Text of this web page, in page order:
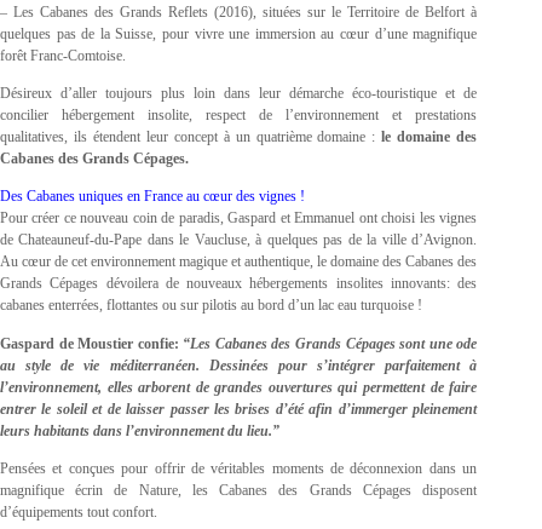
– Les Cabanes des Grands Reflets (2016), situées sur le Territoire de Belfort à
quelques pas de la Suisse, pour vivre une immersion au cœur d’une magnifique
forêt Franc-Comtoise.
Désireux d’aller toujours plus loin dans leur démarche éco-touristique et de
concilier hébergement insolite, respect de l’environnement et prestations
qualitatives, ils étendent leur concept à un quatrième domaine :le domaine des
Cabanes des Grands Cépages.
Des Cabanes uniques en France au cœur des vignes !
Pour créer ce nouveau coin de paradis, Gaspard et Emmanuel ont choisi les vignes
de Chateauneuf-du-Pape dans le Vaucluse, à quelques pas de la ville d’Avignon.
Au cœur de cet environnement magique et authentique, le domaine des Cabanes des
Grands Cépages dévoilera de nouveaux hébergements insolites innovants: des
cabanes enterrées, flottantes ou sur pilotis au bord d’un lac eau turquoise !
Gaspard de Moustier confie: “Les Cabanes des Grands Cépages sont une ode
au style de vie méditerranéen. Dessinées pour s’intégrer parfaitement à
l’environnement, elles arborent de grandes ouvertures qui permettent de faire
entrer le soleil et de laisser passer les brises d’été afin d’immerger pleinement
leurs habitants dans l’environnement du lieu.”
Pensées et conçues pour offrir de véritables moments de déconnexion dans un
magnifique écrin de Nature, les Cabanes des Grands Cépages disposent
d’équipements tout confort.